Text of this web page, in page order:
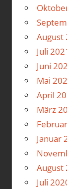
August
Juli
Juni
Mai
April
März
Januar
August
Juli